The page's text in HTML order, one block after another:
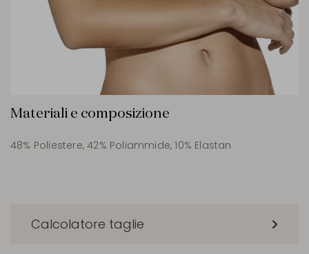
Materiali e composizione
48% Poliestere, 42% Poliammide, 10% Elastan
Calcolatore taglie